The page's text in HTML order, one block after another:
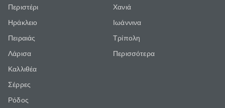
Περιστέρι
Ηράκλειο
Πειραιάς
Λάρισα
Καλλιθέα
Σέρρες
Ρόδος
Χανιά
Ιωάννινα
Τρίπολη
Περισσότερα